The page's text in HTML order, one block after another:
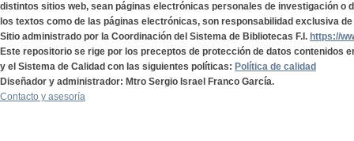
distintos sitios web, sean páginas electrónicas personales de investigación o
los textos como de las páginas electrónicas, son responsabilidad exclusiva
Sitio administrado por la Coordinación del Sistema de Bibliotecas F.I. https://
Este repositorio se rige por los preceptos de protección de datos contenidos
y el Sistema de Calidad con las siguientes políticas: Política de calidad
Diseñador y administrador: Mtro Sergio Israel Franco García.
Contacto y asesoría